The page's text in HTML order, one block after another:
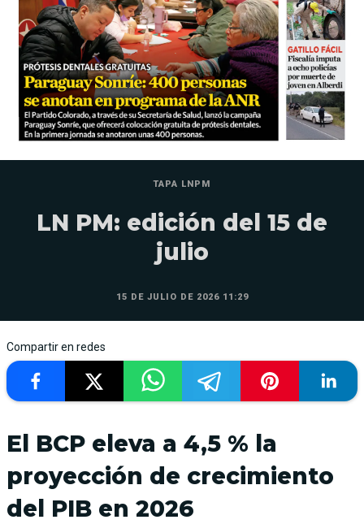
TAPA LNPM
LN PM: edición del 15 de
julio
15 DE JULIO DE 2026 11:29
Compartir en redes
El BCP eleva a 4,5 % la
proyección de crecimiento
del PIB en 2026